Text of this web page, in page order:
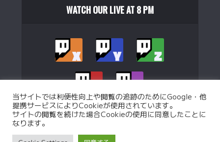
ATTACK SHARK M36HE 片手ゲーミングキーボード ラピッド
WATCH OUR LIVE AT 8 PM
当サイトでは利便性向上や閲覧の追跡のためにGoogle・他
提携サービスによりCookieが使用されています。
サイトの閲覧を続けた場合Cookieの使用に同意したことに
なります。